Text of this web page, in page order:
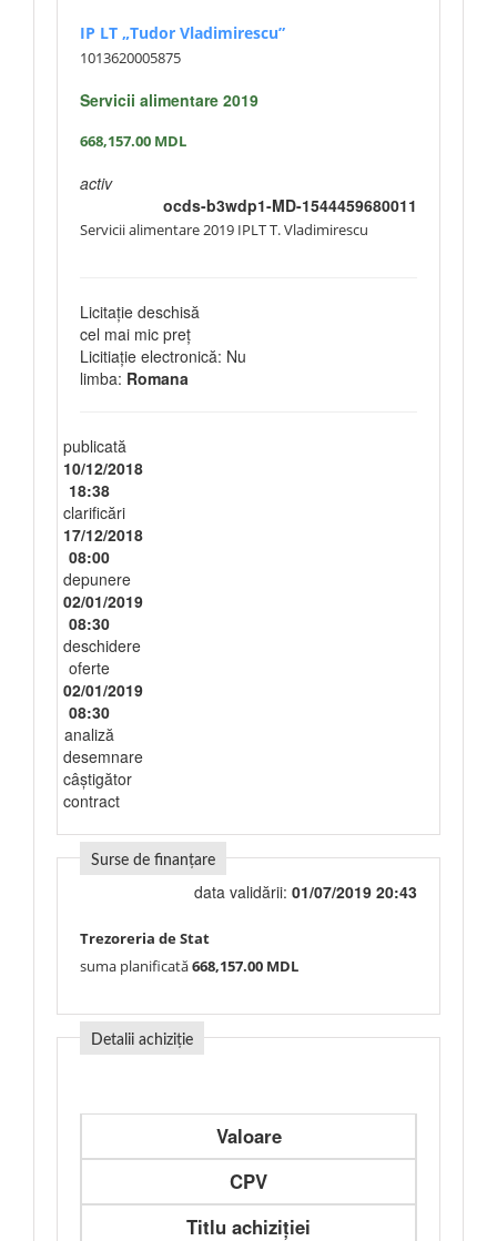
IP LT „Tudor Vladimirescu”
1013620005875
Servicii alimentare 2019
668,157.00 MDL
activ
ocds-b3wdp1-MD-1544459680011
Servicii alimentare 2019 IPLT T. Vladimirescu
Licitație deschisă
cel mai mic preț
Licitiație electronică: Nu
limba: Romana
publicată
10/12/2018
18:38
clarificări
17/12/2018
08:00
depunere
02/01/2019
08:30
deschidere
oferte
02/01/2019
08:30
analiză
desemnare
câștigător
contract
Surse de finanțare
data validării: 01/07/2019 20:43
Trezoreria de Stat
suma planificată668,157.00 MDL
Detalii achiziție
Valoare
CPV
Titlu achiziției